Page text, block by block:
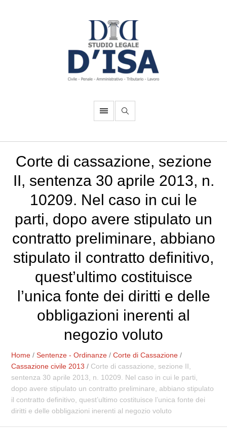
Corte di cassazione, sezione
II, sentenza 30 aprile 2013, n.
10209. Nel caso in cui le
parti, dopo avere stipulato un
contratto preliminare, abbiano
stipulato il contratto definitivo,
quest’ultimo costituisce
l’unica fonte dei diritti e delle
obbligazioni inerenti al
negozio voluto
Home /Sentenze - Ordinanze /Corte di Cassazione /
Cassazione civile 2013 / Corte di cassazione, sezione II,
sentenza 30 aprile 2013, n. 10209. Nel caso in cui le parti,
dopo avere stipulato un contratto preliminare, abbiano stipulato
il contratto definitivo, quest’ultimo costituisce l’unica fonte dei
diritti e delle obbligazioni inerenti al negozio voluto